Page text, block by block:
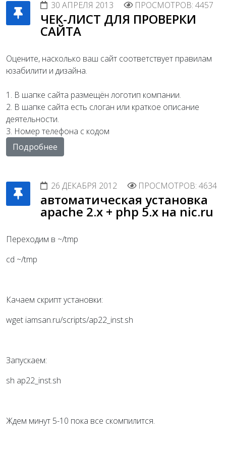
30 АПРЕЛЯ 2013 ПРОСМОТРОВ: 4457
ЧЕК-ЛИСТ ДЛЯ ПРОВЕРКИ
САЙТА
Оцените, насколько ваш сайт соответствует правилам
юзабилити и дизайна.
1. В шапке сайта размещён логотип компании.
2. В шапке сайта есть слоган или краткое описание
деятельности.
3. Номер телефона с кодом
Подробнее
26 ДЕКАБРЯ 2012 ПРОСМОТРОВ: 4634
автоматическая установка
apache 2.x + php 5.x на nic.ru
Переходим в ~/tmp
cd ~/tmp
Качаем скрипт установки:
wget iamsan.ru/scripts/ap22_inst.sh
Запускаем:
sh ap22_inst.sh
Ждем минут 5-10 пока все скомпилится.